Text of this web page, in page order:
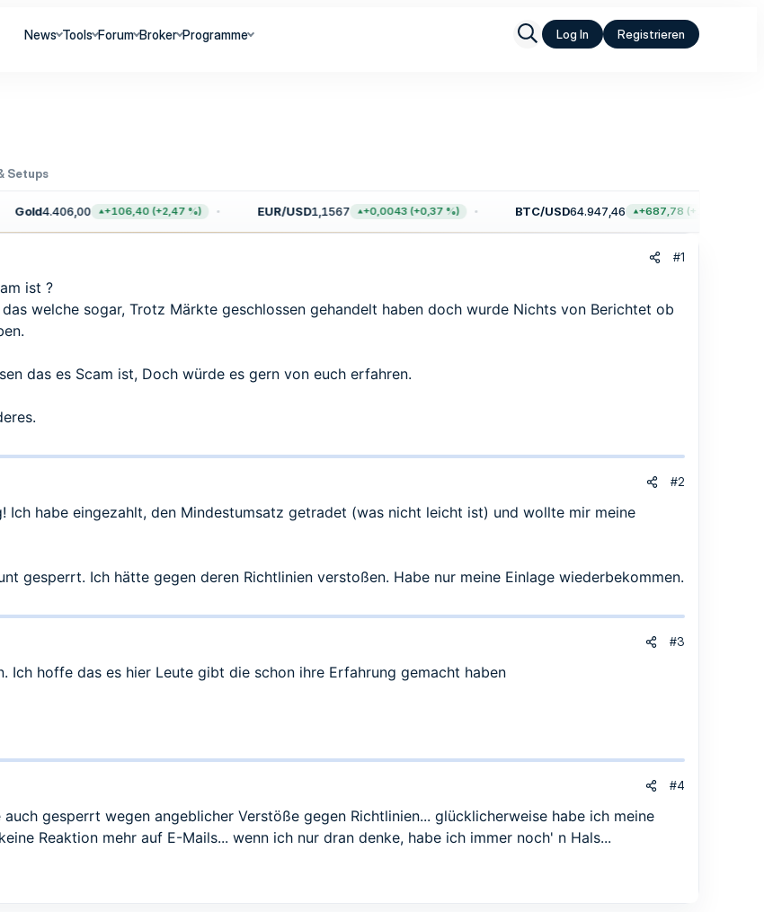
News Tools Forum Broker Programme Log In Registrieren
Setups
Gold4.406,00 +106,40 (+2,47 %) EUR/USD1,1567 +0,0043 (+0,37 %) BTC/USD64.947,46 +687,78 (+1,07 %)
#1
ist ?
welche sogar, Trotz Märkte geschlossen gehandelt haben doch wurde Nichts von Berichtet ob
das es Scam ist, Doch würde es gern von euch erfahren.
#2
Ich habe eingezahlt, den Mindestumsatz getradet (was nicht leicht ist) und wollte mir meine
gesperrt. Ich hätte gegen deren Richtlinien verstoßen. Habe nur meine Einlage wiederbekommen.
#3
Ich hoffe das es hier Leute gibt die schon ihre Erfahrung gemacht haben
#4
gesperrt wegen angeblicher Verstöße gegen Richtlinien... glücklicherweise habe ich meine
Reaktion mehr auf E-Mails... wenn ich nur dran denke, habe ich immer noch' n Hals...